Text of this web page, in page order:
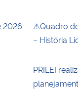
2026
⚠Quadro
– História
PRILEI